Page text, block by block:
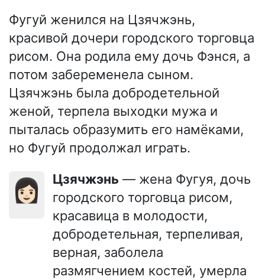
Фугуй женился на Цзячжэнь,
красивой дочери городского торговца
рисом. Она родила ему дочь Фэнся, а
потом забеременела сыном.
Цзячжэнь была добродетельной
женой, терпела выходки мужа и
пыталась образумить его намёками,
но Фугуй продолжал играть.
👩🏻 Цзячжэнь — жена Фугуя, дочь
городского торговца рисом,
красавица в молодости,
добродетельная, терпеливая,
верная, заболела
размягчением костей, умерла